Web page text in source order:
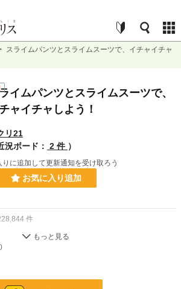
スライムパンツとスライムスーツで、イチャイチャ
イムパンツとスライムスーツで、
ャイチャしよう！
リ21
況ボード： 2 件 ）
りに追加して更新通知を受け取ろう
お気に入り追加
件
件